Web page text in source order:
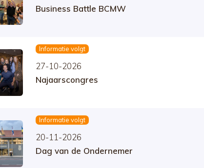
Business Battle BCMW
Informatie volgt
27-10-2026
Najaarscongres
Informatie volgt
20-11-2026
Dag van de Ondernemer